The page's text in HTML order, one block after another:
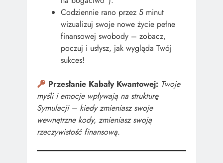
Codziennie rano przez 5 minut
wizualizuj swoje nowe życie pełne
finansowej swobody – zobacz,
poczuj i usłysz, jak wygląda Twój
sukces!
Przesłanie Kabały Kwantowej: Twoje
myśli i emocje wpływają na strukturę
Symulacji – kiedy zmieniasz swoje
wewnętrzne kody, zmieniasz swoją
rzeczywistość finansową.